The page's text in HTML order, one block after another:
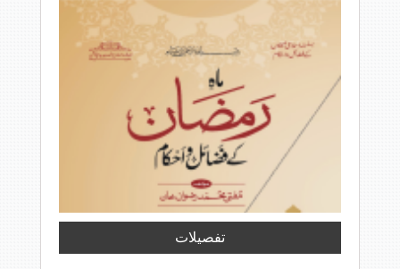
تفصیلات